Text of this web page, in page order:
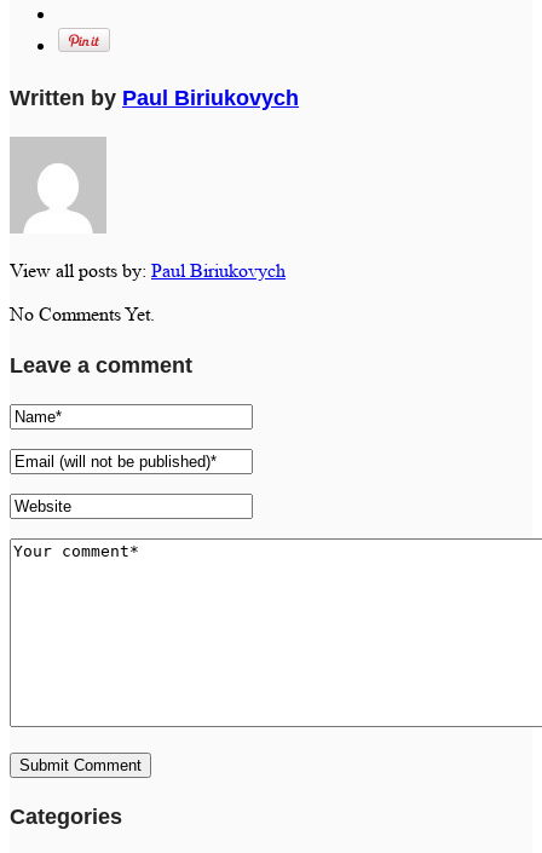
Written by Paul Biriukovych
View all posts by: Paul Biriukovych
No Comments Yet.
Leave a comment
Categories